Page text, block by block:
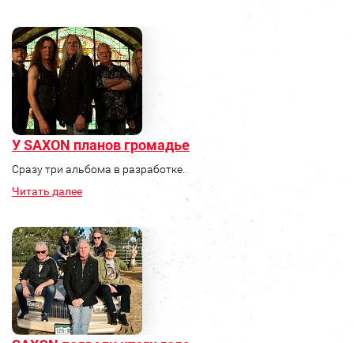
У SAXON планов громадье
Сразу три альбома в разработке.
Читать далее